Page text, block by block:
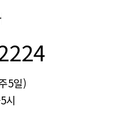
5일)
시